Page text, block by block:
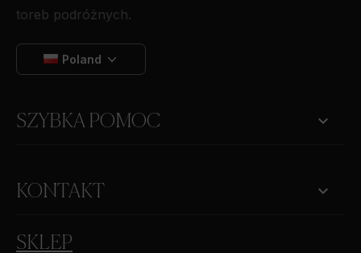
toreb podróżnych.
Poland
SZYBKA POMOC 
KONTAKT keyboard_arrow_down
SKLEP